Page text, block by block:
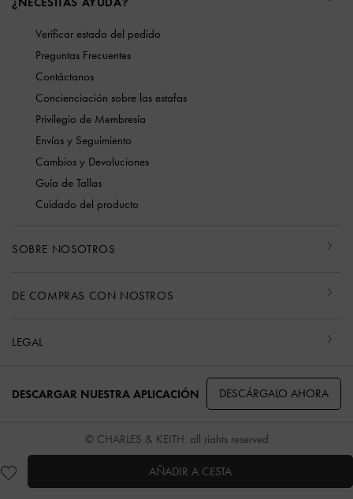
AÑADIR A CESTA
Verificar estado del pedido
Preguntas Frecuentes
Contáctanos
Concienciación sobre las estafas
Privilegio de Membresía
Envíos y Seguimiento
Cambios y Devoluciones
Guía de Tallas
Cuidado del producto
SOBRE NOSOTROS
DE COMPRAS CON NOSTROS
LEGAL
DESCARGAR NUESTRA APLICACIÓN DESCÁRGALO AHORA
© CHARLES & KEITH, all rights reserved